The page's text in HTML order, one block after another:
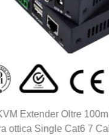
Extender Oltre
ottica Single Cat6 7